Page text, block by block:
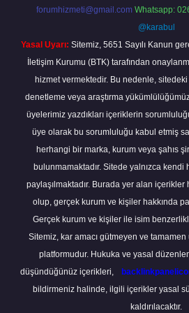
forumhizmeti@gmail.com Whatsapp:
@karabul
Yasal Uyarı: Sitemiz, 5651 Sayılı Kanun
İletişim Kurumu (BTK) tarafından
hizmet vermektedir. Bu nedenle,
denetleme veya araştırma
üyelerimiz yazdıkları içeriklerin
üye olarak bu sorumluluğu kabul etmiş
herhangi bir marka, kurum veya şahıs
bulunmamaktadır. Sitede yalnızca kendi
paylaşılmaktadır. Burada yer alan içerikler
olup, gerçek kurum ve kişiler hakkında
Gerçek kurum ve kişiler ile isim
Sitemiz, kar amacı gütmeyen ve
platformudur. Hukuka ve yasal
düşündüğünüz içerikleri,
bildirmeniz halinde, ilgili içerikler yasal
kaldırılacaktır.